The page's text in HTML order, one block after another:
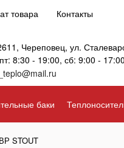
товара Контакты
Череповец, ул.
8:30 - 19:00, сб: 9:00 -
баки
STOUT